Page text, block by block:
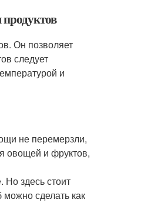
Он позволяет
следует
и
не перемерзли,
овощей и фруктов,
Но здесь стоит
можно сделать как